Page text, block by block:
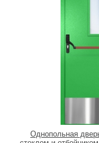
Однопольная